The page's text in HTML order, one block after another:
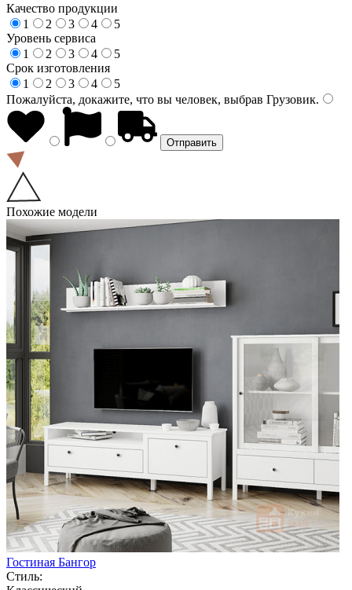
Качество продукции
1
2 3 4
5
Уровень сервиса
1
2 3 4
5
Срок изготовления
1
2 3 4
5
Пожалуйста, докажите, что вы человек, выбрав Грузовик.
Похожие модели
Гостиная Бангор
Стиль: